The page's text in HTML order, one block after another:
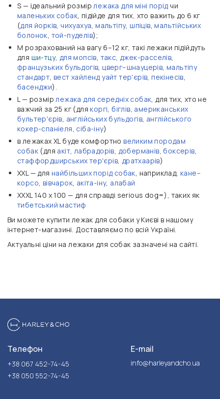
S — ідеальний розмір лежака для міні порід чи
маленьких собак, підійде для тих, хто важить до 6 кг
(для йорків,чихуахуа,мальтіпу,шпіців,мальтійських
болонок, той-пуделів);
М розрахований на вагу 6–12 кг, такі лежаки підійдуть
для ши-тцу, для мопсів, такс,джек-расселів,
французьких бульдогів,цверг–шнауцерів,мальтіпу
стандарт,вест хайленд уайт тер'єрів,пекінесів,
басенджи).
L — розмірлежака для середніх собак, для тих, хто не
важчий за 25 кг (длякоргі,біглів, американських
бультер'єрів, англійських бульдогів, англійського
кокер-спаніеля, сіба-іну)
в лежаках XL буде комфортновеликим породам
собак (для акіт, лабрадорів, доберманів,боксерів,
стаффордширських тер'єрів, дратхаарів)
ХXL — для найбільших порід собак, наприклад,кане–
корсо, вівчарок, акіта-іну, алабай
XXXL 140 х 100 — для справді serious dog=), таких як
тибетський мастиф
Ви можете купити лежак для собаки у Києві в нашому
інтернет-магазині. Доставляємо по всій Україні.
Актуальні ціни на лежаки для собак зазначені на сайті.
Телефон
+38 067 452-74-45
+38 050 552-74-45
E-mail
info@harleyandcho.ua